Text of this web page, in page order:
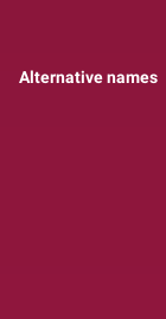
Alternative names